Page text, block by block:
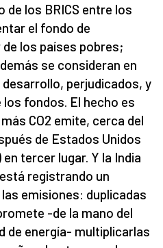
de los BRICS entre los
el fondo de
los países pobres;
se consideran en
perjudicados, y
fondos. El hecho es
CO2 emite, cerca del
de Estados Unidos
en tercer lugar. Y la India
registrando un
emisiones: duplicadas
-de la mano del
de energía- multiplicarlas